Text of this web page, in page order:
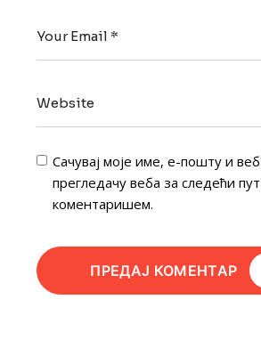
Сачувај моје име, е-пошту и
прегледачу веба за следећи
коментаришем.
ПРЕДАЈ КОМЕНТАР